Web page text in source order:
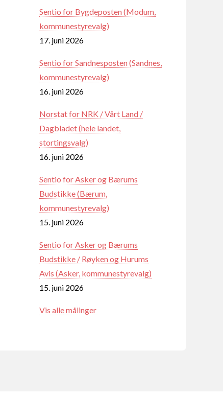
Sentio for Bygdeposten (Modum,
kommunestyrevalg)
17. juni 2026
Sentio for Sandnesposten (Sandnes,
kommunestyrevalg)
16. juni 2026
Norstat for NRK / Vårt Land /
Dagbladet (hele landet,
stortingsvalg)
16. juni 2026
Sentio for Asker og Bærums
Budstikke (Bærum,
kommunestyrevalg)
15. juni 2026
Sentio for Asker og Bærums
Budstikke / Røyken og Hurums
Avis (Asker, kommunestyrevalg)
15. juni 2026
Vis alle målinger